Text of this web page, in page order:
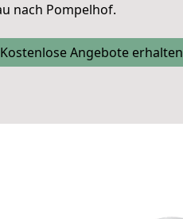
nach Pompelhof.
Kostenlose Angebote erhalten